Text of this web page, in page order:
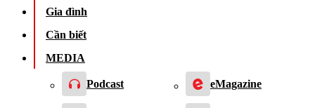
Gia đình
Cần biết
MEDIA
Podcast eMagazine